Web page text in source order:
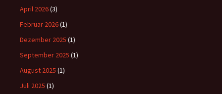
April 2026(3)
Februar 2026(1)
Dezember 2025 (1)
September 2025 (1)
August 2025 (1)
Juli 2025 (1)